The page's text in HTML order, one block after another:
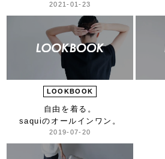
2021-01-23
LOOKBOOK
自由を着る。
saquiのオールインワン。
2019-07-20